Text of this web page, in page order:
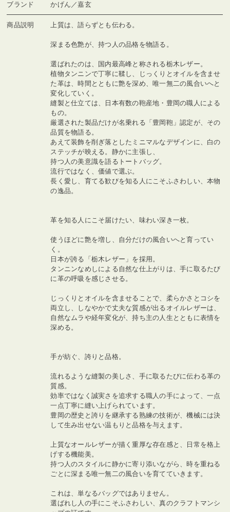
ブランド かげん／嘉玄
商品説明 上質は、語らずとも伝わる。
深まる色艶が、持つ人の品格を物語る。
選ばれたのは、国内最高峰と称される栃木レザー。
植物タンニンで丁寧に鞣し、じっくりとオイルを含ませ
た革は、時間とともに艶を深め、唯一無二の風合いへと
変化していく。
縫製と仕立ては、日本有数の鞄産地・豊岡の職人による
もの。
厳選された製品だけが名乗れる「豊岡鞄」認定が、その
品質を物語る。
あえて装飾を削ぎ落としたミニマルなデザインに、白の
ステッチが映える。静かに主張し、
持つ人の美意識を語るトートバッグ。
流行ではなく、価値で選ぶ。
長く愛し、育てる歓びを知る人にこそふさわしい、本物
の逸品。
革を知る人にこそ届けたい、味わい深き一枚。
使うほどに艶を増し、自分だけの風合いへと育ってい
く。
日本が誇る「栃木レザー」を採用。
タンニンなめしによる自然な仕上がりは、手に取るたび
に革の呼吸を感じさせる。
じっくりとオイルを含ませることで、柔らかさとコシを
両立し、しなやかで丈夫な質感が出るオイルレザーは、
自然なムラや経年変化が、持ち主の人生とともに表情を
深める。
手が紡ぐ、誇りと品格。
流れるような縫製の美しさ、手に取るたびに伝わる革の
質感。
効率ではなく誠実さを追求する職人の手によって、一点
一点丁寧に縫い上げられています。
豊岡の歴史と誇りを継承する熟練の技術が、機械には決
して生み出せない温もりと品格を与えます。
上質なオールレザーが描く重厚な存在感と、日常を格上
げする機能美。
持つ人のスタイルに静かに寄り添いながら、時を重ねる
ごとに深まる唯一無二の風合いを育てていきます。
これは、単なるバッグではありません。
選ばれし人の手にこそふさわしい、真のクラフトマンシ